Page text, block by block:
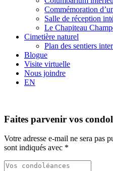
Commémoration
Salle de réception
Le Chapiteau
Cimetière naturel
Plan des sentiers
Blogue
Visite virtuelle
Nous joindre
EN
Faites parvenir vos
Votre adresse e-mail ne sera pas
sont indiqués avec *